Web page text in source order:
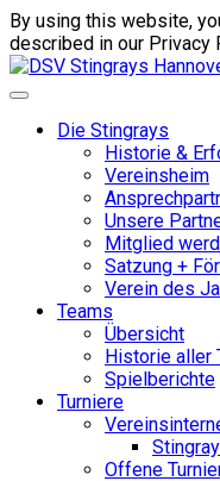
By using this website,
described in our Privacy
Die Stingrays
Historie &
Vereinsheim
Unsere
Mitglied
Satzung +
Verein des
Teams
Übersicht
Historie aller
Spielberichte
Turniere
Offene